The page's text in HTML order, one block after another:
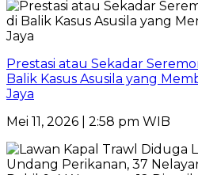
Prestasi atau Sekadar
Balik Kasus Asusila yang
Jaya
Mei 11, 2026 | 2:58 pm WIB